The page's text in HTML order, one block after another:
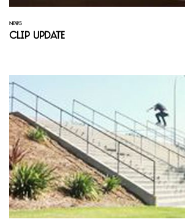
NEWS
Clip Update